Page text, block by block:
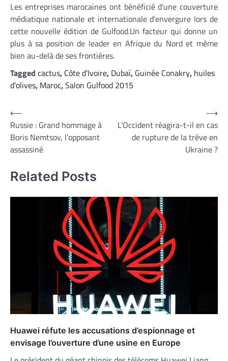
Les entreprises marocaines ont bénéficié d’une couverture
médiatique nationale et internationale d’envergure lors de
cette nouvelle édition de Gulfood.Un facteur qui donne un
plus à sa position de leader en Afrique du Nord et même
bien au-delà de ses frontières.
Tagged cactus, Côte d’Ivoire, Dubaï, Guinée Conakry, huiles
d’olives, Maroc,Salon Gulfood 2015
Navigation
de
l’article
⟵
Russie : Grand hommage à
Boris Nemtsov, l’opposant
assassiné
L’Occident réagira-t-il en cas
de rupture de la trêve en
Ukraine ?
⟶
Related Posts
Huawei réfute les accusations d’espionnage et
envisage l’ouverture d’une usine en Europe